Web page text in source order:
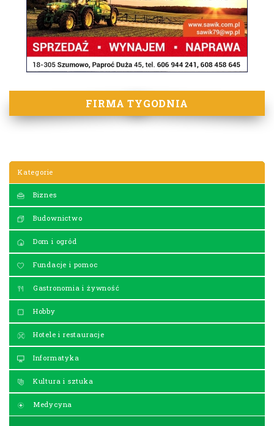
FIRMA TYGODNIA
Kategorie
Biznes
Budownictwo
Dom i ogród
Fundacje i pomoc
Gastronomia i żywność
Hobby
Hotele i restauracje
Informatyka
Kultura i sztuka
Medycyna